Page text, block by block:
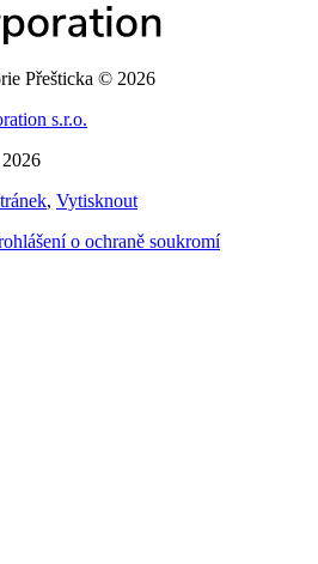
Přešticka © 2026
s.r.o.
, Vytisknout
o ochraně soukromí